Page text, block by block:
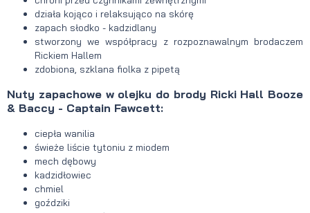
działa kojąco i relaksująco na skórę
zapach słodko - kadzidlany
stworzony we współpracy z rozpoznawalnym brodaczem
Rickiem Hallem
zdobiona, szklana fiolka z pipetą
Nuty zapachowe w olejku do brody Ricki Hall Booze
& Baccy - Captain Fawcett:
ciepła wanilia
świeże liście tytoniu z miodem
mech dębowy
kadzidłowiec
chmiel
goździki